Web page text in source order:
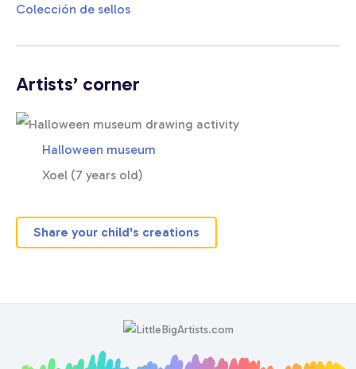
Colección de sellos
Artists’ corner
Halloween museum
Xoel (7 years old)
Share your child's creations